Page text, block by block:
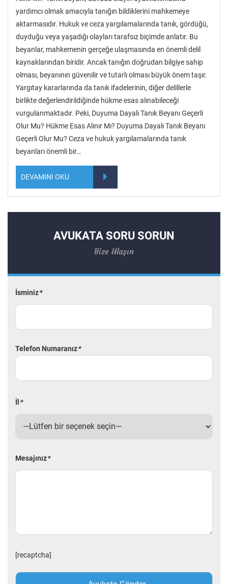
yardımcı olmak amacıyla tanığın bildiklerini mahkemeye
aktarmasıdır. Hukuk ve ceza yargılamalarında tanık, gördüğü,
duyduğu veya yaşadığı olayları tarafsız biçimde anlatır. Bu
beyanlar, mahkemenin gerçeğe ulaşmasında en önemli delil
kaynaklarından biridir. Ancak tanığın doğrudan bilgiye sahip
olması, beyanının güvenilir ve tutarlı olması büyük önem taşır.
Yargıtay kararlarında da tanık ifadelerinin, diğer delillerle
birlikte değerlendirildiğinde hükme esas alınabileceği
vurgulanmaktadır. Peki, Duyuma Dayalı Tanık Beyanı Geçerli
Olur Mu? Hükme Esas Alınır Mı? Duyuma Dayalı Tanık Beyanı
Geçerli Olur Mu? Ceza ve hukuk yargılamalarında tanık
beyanları önemli bir…
DEVAMINI OKU
AVUKATA SORU SORUN
Bize Ulaşın
İsminiz*
Telefon Numaranız*
İl *
Mesajınız*
[recaptcha]